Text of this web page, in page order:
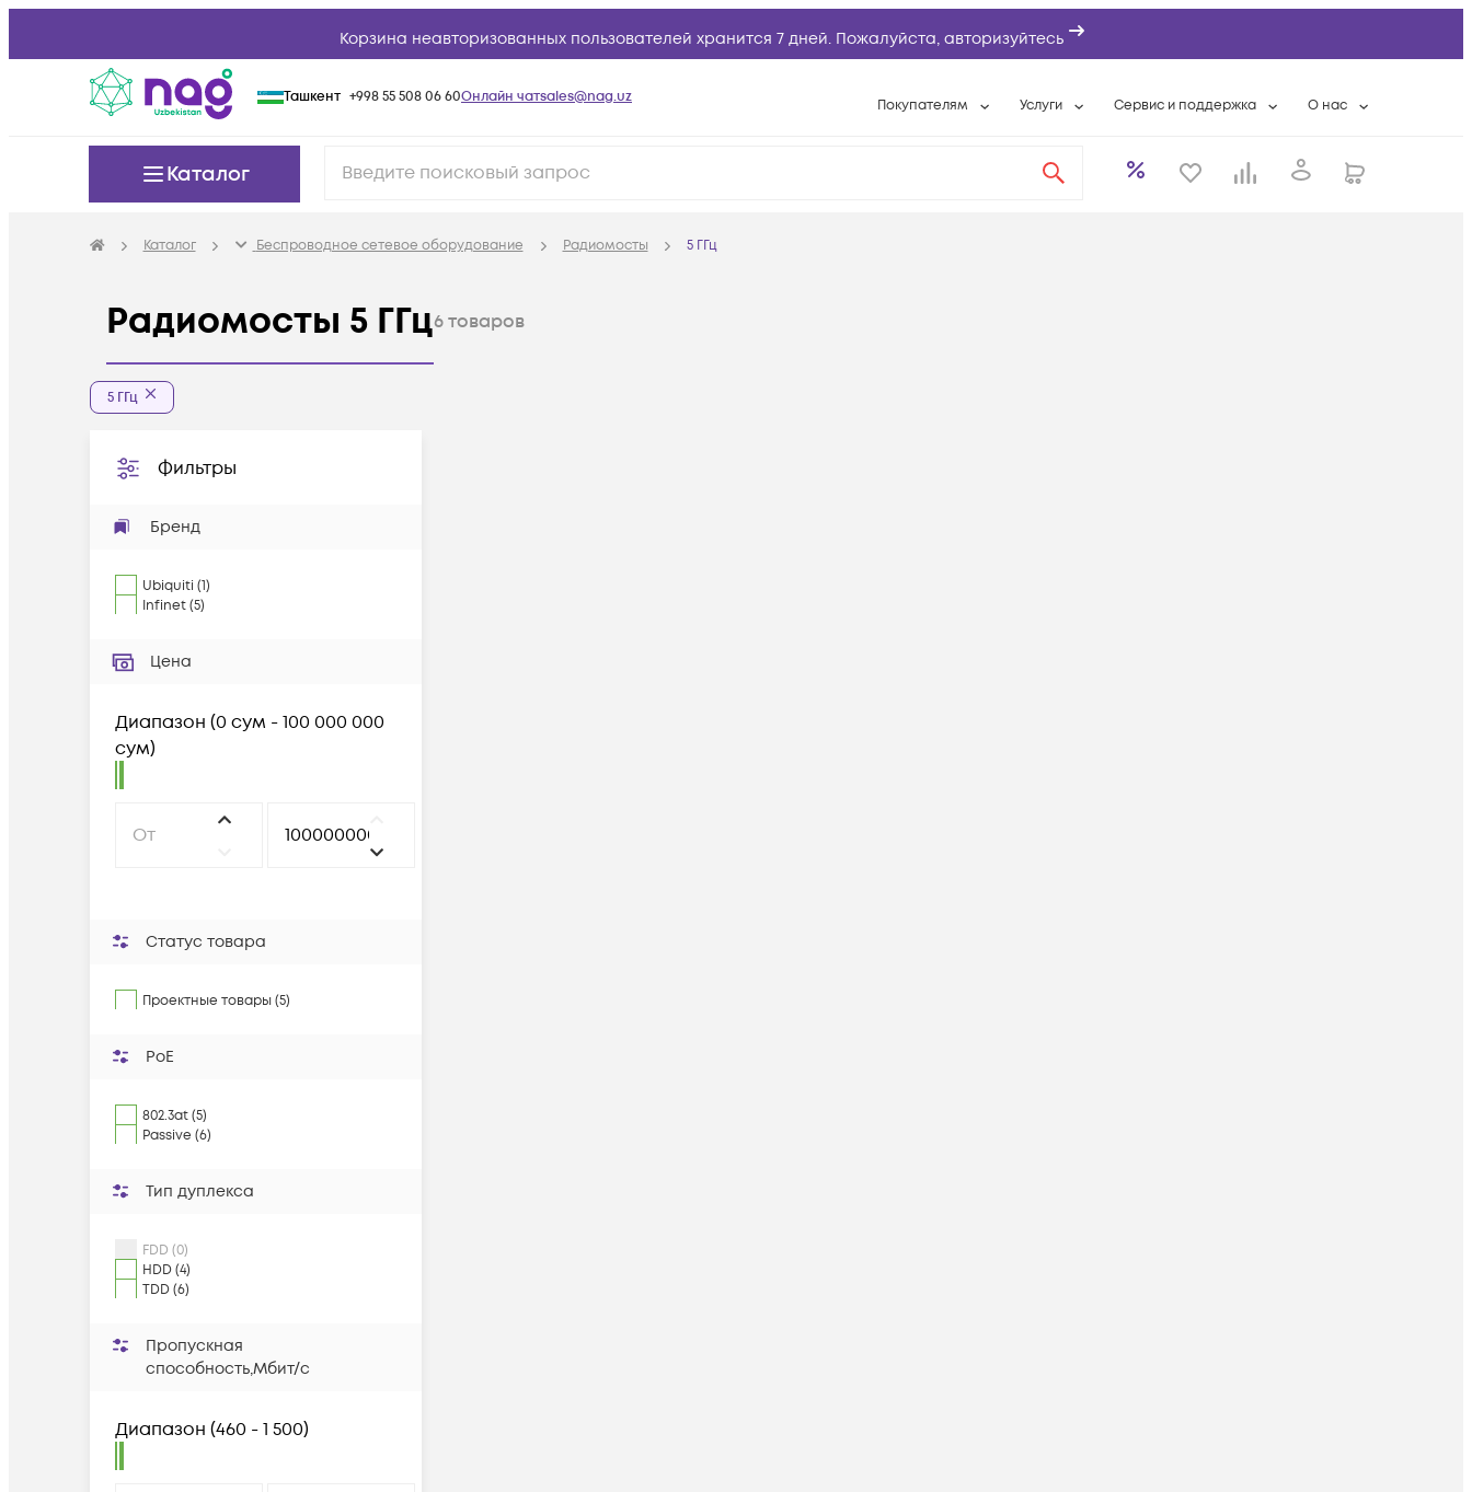
Корзина неавторизованных пользователей хранится 7 дней. Пожалуйста, авторизуйтесь
Ташкент +998 55 508 06 60Онлайн чатsales@nag.uz Покупателям Услуги
Расширенная гарантия
Сервис и поддержка
Разовые выездные работы
О нас
Контактная
Каталог
Каталог Беспроводное сетевое оборудование Радиомосты 5 ГГц
Радиомосты 5 ГГц6товаров
Фильтры
Бренд
Ubiquiti (1)
Infinet(5)
Цена
Диапазон (0 сум - 100 000 000
сум)
Статус товара
Проектные товары (5)
PoE
802.3at (5)
Passive (6)
Тип дуплекса
FDD (0)
HDD (4)
TDD (6)
Пропускная
способность,Мбит/с
Диапазон (460 - 1 500)
5 ГГц